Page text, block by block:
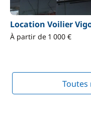
Location Voilier
À partir de 1 000 €
Toutes